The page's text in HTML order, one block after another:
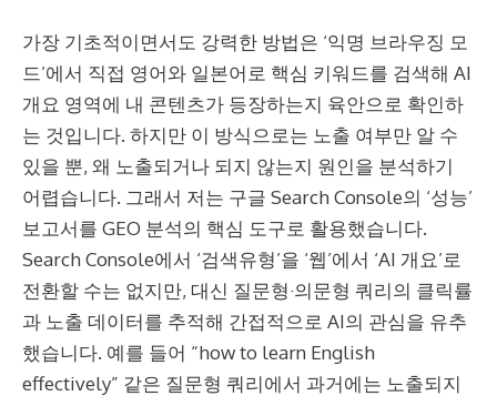
가장 기초적이면서도 강력한 방법은 ‘익명 브라우징 모
드’에서 직접 영어와 일본어로 핵심 키워드를 검색해 AI
개요 영역에 내 콘텐츠가 등장하는지 육안으로 확인하
는 것입니다. 하지만 이 방식으로는 노출 여부만 알 수
있을 뿐, 왜 노출되거나 되지 않는지 원인을 분석하기
어렵습니다. 그래서 저는 구글 Search Console의 ‘성능’
보고서를 GEO 분석의 핵심 도구로 활용했습니다.
Search Console에서 ‘검색유형’을 ‘웹’에서 ‘AI 개요’로
전환할 수는 없지만, 대신 질문형·의문형 쿼리의 클릭률
과 노출 데이터를 추적해 간접적으로 AI의 관심을 유추
했습니다. 예를 들어 “how to learn English
effectively” 같은 질문형 쿼리에서 과거에는 노출되지